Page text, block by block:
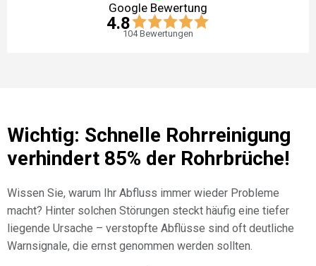
Google Bewertung
4.8
104Bewertungen
Wichtig: Schnelle Rohrreinigung
verhindert 85% der Rohrbrüche!
Wissen Sie, warum Ihr Abfluss immer wieder Probleme
macht? Hinter solchen Störungen steckt häufig eine tiefer
liegende Ursache – verstopfte Abflüsse sind oft deutliche
Warnsignale, die ernst genommen werden sollten.